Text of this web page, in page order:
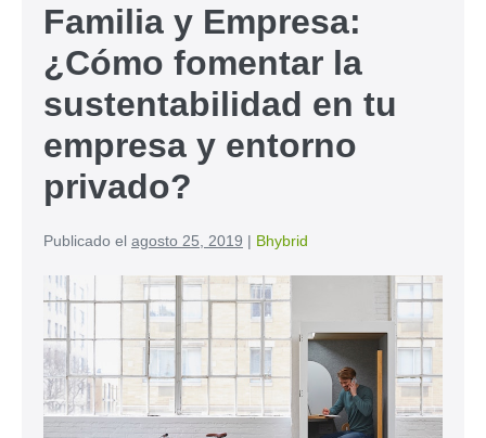
Familia y Empresa:
¿Cómo fomentar la
sustentabilidad en tu
empresa y entorno
privado?
Publicado el agosto 25, 2019 | Bhybrid